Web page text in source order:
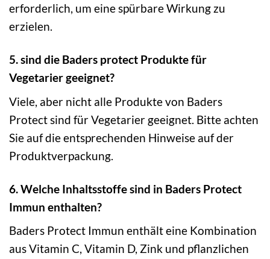
erforderlich, um eine spürbare Wirkung zu
erzielen.
5. sind die Baders protect Produkte für
Vegetarier geeignet?
Viele, aber nicht alle Produkte von Baders
Protect sind für Vegetarier geeignet. Bitte achten
Sie auf die entsprechenden Hinweise auf der
Produktverpackung.
6. Welche Inhaltsstoffe sind in Baders Protect
Immun enthalten?
Baders Protect Immun enthält eine Kombination
aus Vitamin C, Vitamin D, Zink und pflanzlichen